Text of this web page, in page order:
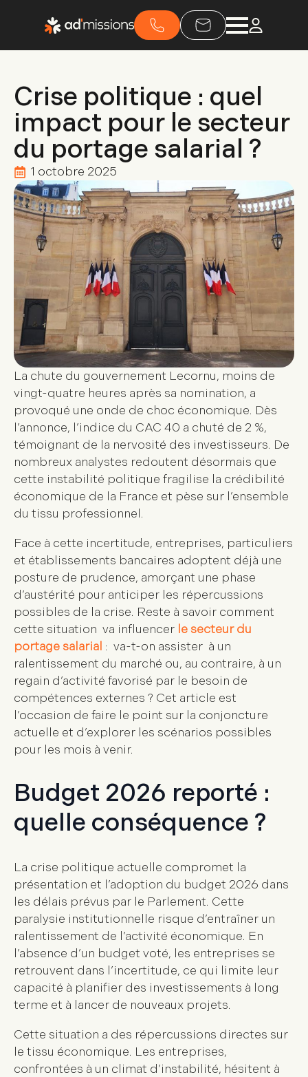
Crise politique : quel
impact pour le secteur
du portage salarial ?
1 octobre 2025
La chute du gouvernement Lecornu, moins de
vingt-quatre heures après sa nomination, a
provoqué une onde de choc économique. Dès
l’annonce, l’indice du CAC 40 a chuté de 2 %,
témoignant de la nervosité des investisseurs. De
nombreux analystes redoutent désormais que
cette instabilité politique fragilise la crédibilité
économique de la France et pèse sur l’ensemble
du tissu professionnel.
Face à cette incertitude, entreprises, particuliers
et établissements bancaires adoptent déjà une
posture de prudence, amorçant une phase
d’austérité pour anticiper les répercussions
possibles de la crise. Reste à savoir comment
cette situation va influencer le secteur du
portage salarial : va-t-on assister à un
ralentissement du marché ou, au contraire, à un
regain d’activité favorisé par le besoin de
compétences externes ? Cet article est
l’occasion de faire le point sur la conjoncture
actuelle et d’explorer les scénarios possibles
pour les mois à venir.
Budget 2026 reporté :
quelle conséquence ?
La crise politique actuelle compromet la
présentation et l’adoption du budget 2026 dans
les délais prévus par le Parlement. Cette
paralysie institutionnelle risque d’entraîner un
ralentissement de l’activité économique. En
l’absence d’un budget voté, les entreprises se
retrouvent dans l’incertitude, ce qui limite leur
capacité à planifier des investissements à long
terme et à lancer de nouveaux projets.
Cette situation a des répercussions directes sur
le tissu économique. Les entreprises,
confrontées à un climat d’instabilité, hésitent à